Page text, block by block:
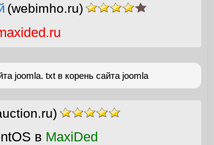
(webimho.ru)
joomla. txt в корень сайта joomla
в MaxiDed